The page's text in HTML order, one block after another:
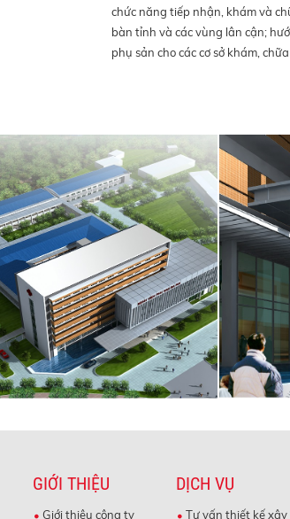
chức năng tiếp nhận, khám và
bàn tỉnh và các vùng lân cận;
phụ sản cho các cơ sở khám,
GIỚI THIỆU
Giới thiệu công ty
DỊCH VỤ
Tư vấn thiết kế xây